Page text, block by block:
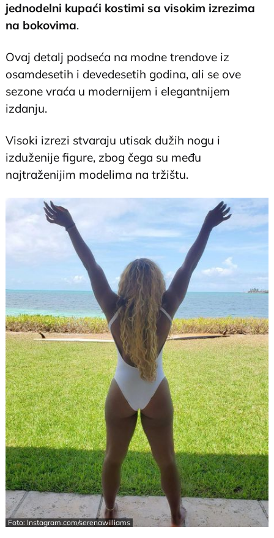
jednodelni kupaći kostimi sa visokim izrezima
na bokovima.
Ovaj detalj podseća na modne trendove iz
osamdesetih i devedesetih godina, ali se ove
sezone vraća u modernijem i elegantnijem
izdanju.
Visoki izrezi stvaraju utisak dužih nogu i
izduženije figure, zbog čega su među
najtraženijim modelima na tržištu.
Foto: Instagram.com/serenawilliams